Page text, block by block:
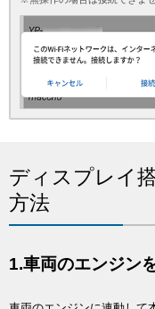
ディスプレイ
方法
1.車両のエンジン